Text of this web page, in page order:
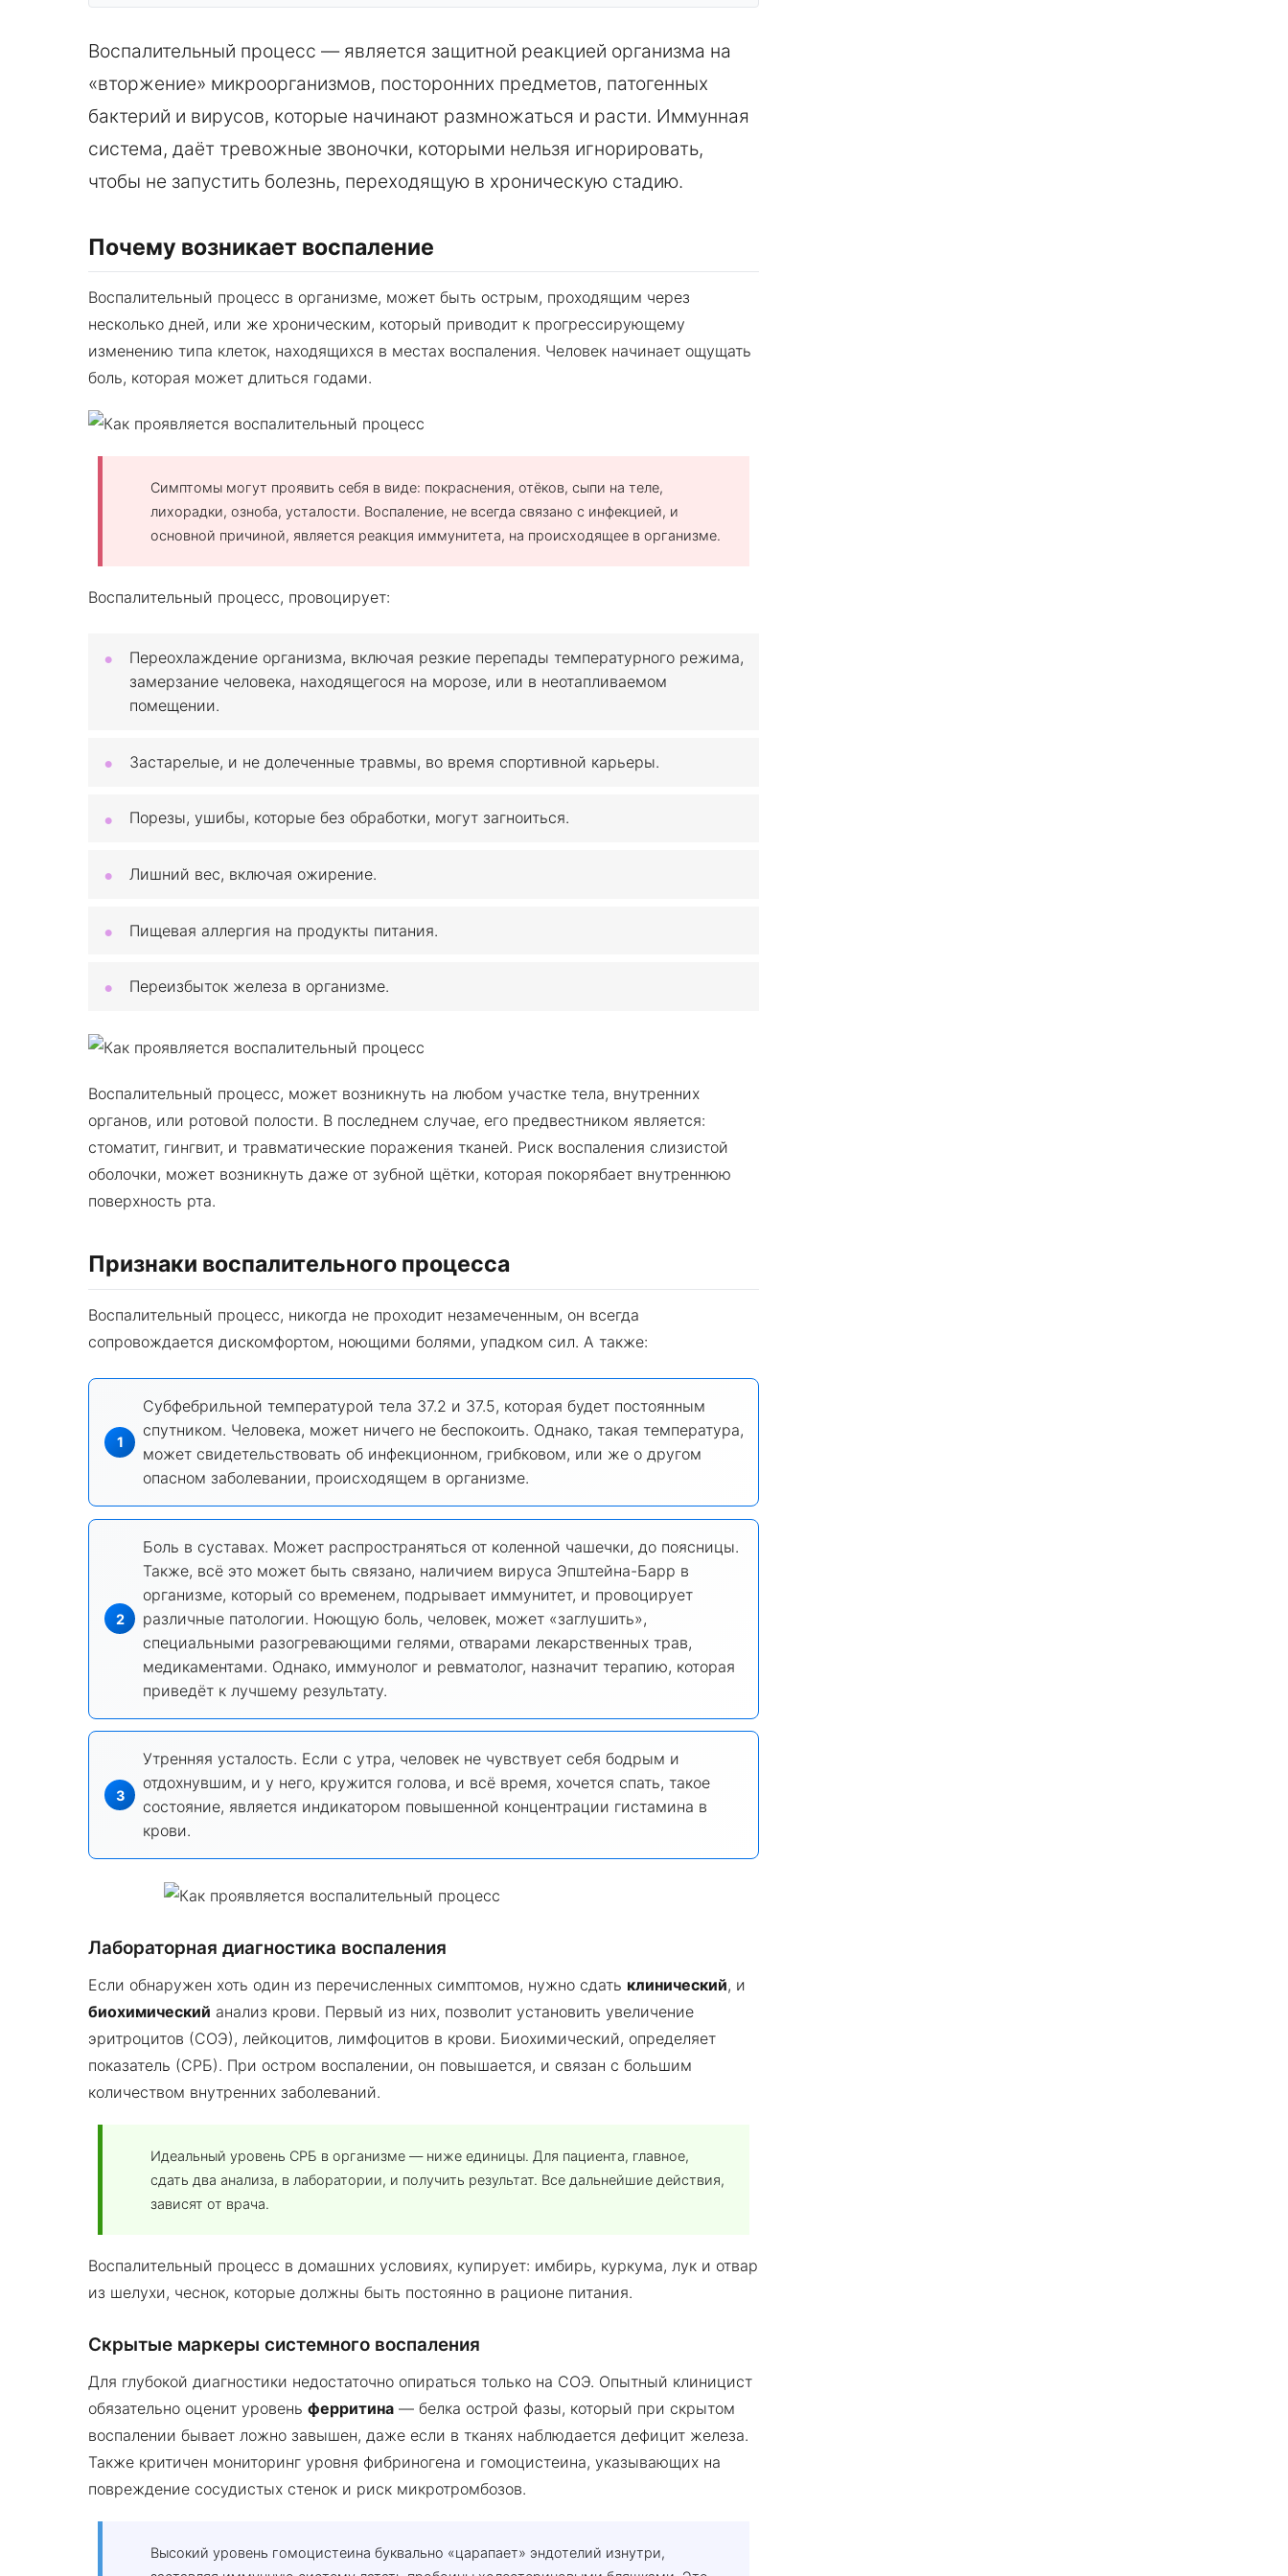
Воспалительный процесс — является защитной реакцией организма на
«вторжение» микроорганизмов, посторонних предметов, патогенных
бактерий и вирусов, которые начинают размножаться и расти. Иммунная
система, даёт тревожные звоночки, которыми нельзя игнорировать,
чтобы не запустить болезнь, переходящую в хроническую стадию.
Почему возникает воспаление
Воспалительный процесс в организме, может быть острым, проходящим через
несколько дней, или же хроническим, который приводит к прогрессирующему
изменению типа клеток, находящихся в местах воспаления. Человек начинает ощущать
боль, которая может длиться годами.
Симптомы могут проявить себя в виде: покраснения, отёков, сыпи на теле,
лихорадки, озноба, усталости. Воспаление, не всегда связано с инфекцией, и
основной причиной, является реакция иммунитета, на происходящее в организме.
Воспалительный процесс, провоцирует:
Переохлаждение организма, включая резкие перепады температурного режима,
замерзание человека, находящегося на морозе, или в неотапливаемом
помещении.
Застарелые, и не долеченные травмы, во время спортивной карьеры.
Порезы, ушибы, которые без обработки, могут загноиться.
Лишний вес, включая ожирение.
Пищевая аллергия на продукты питания.
Переизбыток железа в организме.
Воспалительный процесс, может возникнуть на любом участке тела, внутренних
органов, или ротовой полости. В последнем случае, его предвестником является:
стоматит, гингвит, и травматические поражения тканей. Риск воспаления слизистой
оболочки, может возникнуть даже от зубной щётки, которая покорябает внутреннюю
поверхность рта.
Признаки воспалительного процесса
Воспалительный процесс, никогда не проходит незамеченным, он всегда
сопровождается дискомфортом, ноющими болями, упадком сил. А также:
Субфебрильной температурой тела 37.2 и 37.5, которая будет постоянным
спутником. Человека, может ничего не беспокоить. Однако, такая температура,
может свидетельствовать об инфекционном, грибковом, или же о другом
опасном заболевании, происходящем в организме.
Боль в суставах. Может распространяться от коленной чашечки, до поясницы.
Также, всё это может быть связано, наличием вируса Эпштейна-Барр в
организме, который со временем, подрывает иммунитет, и провоцирует
различные патологии. Ноющую боль, человек, может «заглушить»,
специальными разогревающими гелями, отварами лекарственных трав,
медикаментами. Однако, иммунолог и ревматолог, назначит терапию, которая
приведёт к лучшему результату.
Утренняя усталость. Если с утра, человек не чувствует себя бодрым и
отдохнувшим, и у него, кружится голова, и всё время, хочется спать, такое
состояние, является индикатором повышенной концентрации гистамина в
крови.
Лабораторная диагностика воспаления
Если обнаружен хоть один из перечисленных симптомов, нужно сдать клинический, и
биохимический анализ крови. Первый из них, позволит установить увеличение
эритроцитов (СОЭ), лейкоцитов, лимфоцитов в крови. Биохимический, определяет
показатель (СРБ). При остром воспалении, он повышается, и связан с большим
количеством внутренних заболеваний.
Идеальный уровень СРБ в организме — ниже единицы. Для пациента, главное,
сдать два анализа, в лаборатории, и получить результат. Все дальнейшие действия,
зависят от врача.
Воспалительный процесс в домашних условиях, купирует: имбирь, куркума, лук и отвар
из шелухи, чеснок, которые должны быть постоянно в рационе питания.
Скрытые маркеры системного воспаления
Для глубокой диагностики недостаточно опираться только на СОЭ. Опытный клиницист
обязательно оценит уровень ферритина — белка острой фазы, который при скрытом
воспалении бывает ложно завышен, даже если в тканях наблюдается дефицит железа.
Также критичен мониторинг уровня фибриногена и гомоцистеина, указывающих на
повреждение сосудистых стенок и риск микротромбозов.
Высокий уровень гомоцистеина буквально «царапает» эндотелий изнутри,